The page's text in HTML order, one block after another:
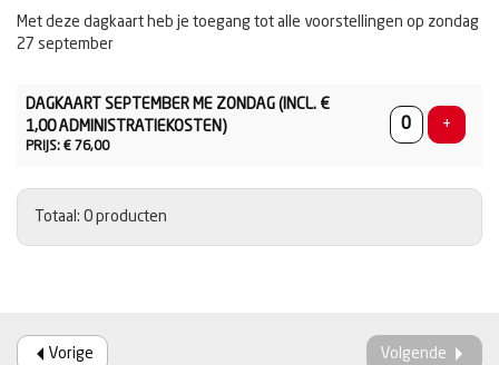
Met deze dagkaart heb je toegang tot alle voorstellingen op zondag
27 september
PRODUCTEN
DAGKAART SEPTEMBER ME ZONDAG (INCL. €
1,00 ADMINISTRATIEKOSTEN)
PRIJS: € 76,00
+
Totaal: 0 producten
Vorige Volgende